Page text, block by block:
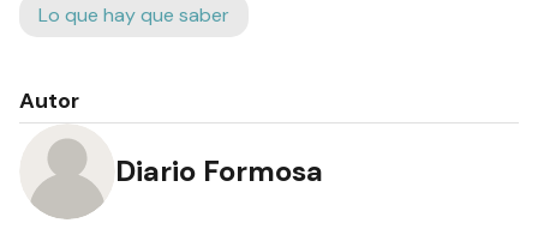
Lo que hay que saber
Autor
Diario Formosa